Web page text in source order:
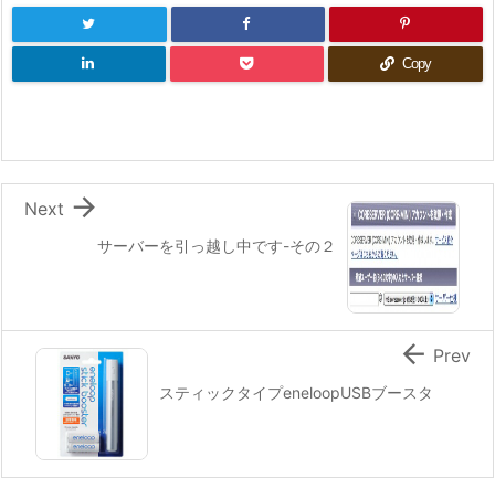
Copy
サーバーを引っ越し中です-その２

Next
スティックタイプeneloopUSBブースタ
 Prev